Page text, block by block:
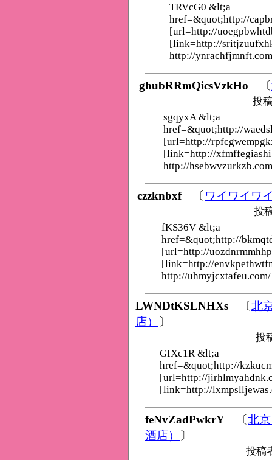
TRVcG0 &lt;a
href=&quot;http://
[url=http://
[link=http://
http://
ghubRRmQicsVzkHo 〔
投
sgqyxA &lt;a
href=&quot;http://
[url=http://
[link=http://
http://
czzknbxf〔ワイワイワ
投
fKS36V &lt;a
href=&quot;http://
[url=http://
[link=http://
http://uhmyjcxtafeu.com/
LWNDtKSLNHXs 〔北
店） 〕
投
GIXc1R &lt;a
href=&quot;http://
[url=http://
[link=http://
feNvZadPwkrY 〔北
酒店） 〕
投稿